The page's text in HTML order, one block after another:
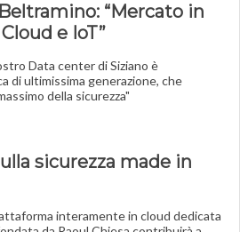
“Mercato in
e IoT”
Data center di Siziano è
di ultimissima generazione, che
della sicurezza"
sicurezza made in
interamente in cloud dedicata